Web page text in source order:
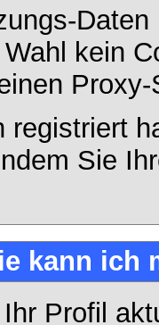
kein
registriert
Sie
kann ich
Profil